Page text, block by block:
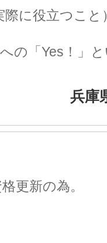
際に役立つこと
の「Yes！」
兵庫
更新の為。